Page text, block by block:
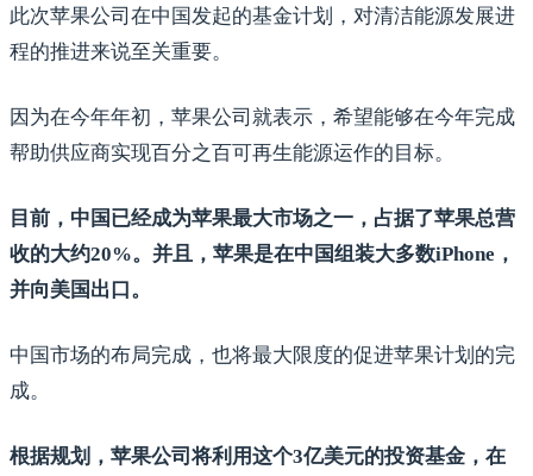
此次苹果公司在中国发起的基金计划，对清洁能源发展进
程的推进来说至关重要。
因为在今年年初，苹果公司就表示，希望能够在今年完成
帮助供应商实现百分之百可再生能源运作的目标。
目前，中国已经成为苹果最大市场之一，占据了苹果总营
收的大约20%。并且，苹果是在中国组装大多数iPhone，
并向美国出口。
中国市场的布局完成，也将最大限度的促进苹果计划的完
成。
根据规划，苹果公司将利用这个3亿美元的投资基金，在